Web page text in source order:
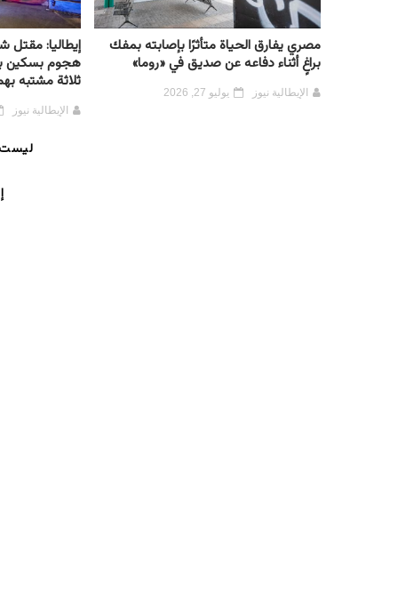
مصري يفارق الحياة متأثرًا بإصابته بمفك
براغٍ أثناء دفاعه عن صديق في «روما»
الإيطالية نيوز يوليو 27, 2026
هجوم بسكين
ثلاثة مشتبه
الإيطالية نيوز